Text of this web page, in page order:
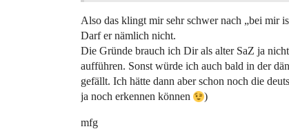
Also das klingt mir sehr schwer nach „bei mir
Darf er nämlich nicht.
Die Gründe brauch ich Dir als alter SaZ ja nicht
aufführen. Sonst würde ich auch bald in der
gefällt. Ich hätte dann aber schon noch die
ja noch erkennen können
)
mfg